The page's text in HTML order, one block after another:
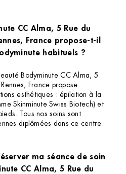
CC Alma, 5 Rue du
France propose-t-il
habituels ?
Bodyminute CC Alma, 5
France propose
esthétiques : épilation à la
Skinminute Swiss Biotech) et
Tous nos soins sont
diplômées dans ce centre
ma séance de soin
CC Alma, 5 Rue du